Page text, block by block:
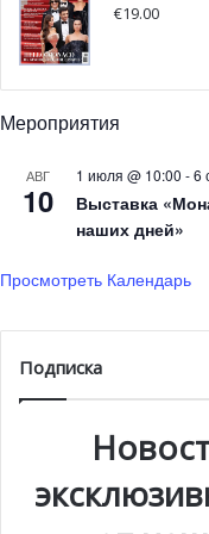
органной
Со 2 июля по 20
пройдет
На этом престижном
Швеции и Германии.
2 июля состоится
€19.00
Мероприятия
АВГ
10
1 июля @ 10:00 -6
Выставка
наших дней»
Просмотреть Календарь
Подписка